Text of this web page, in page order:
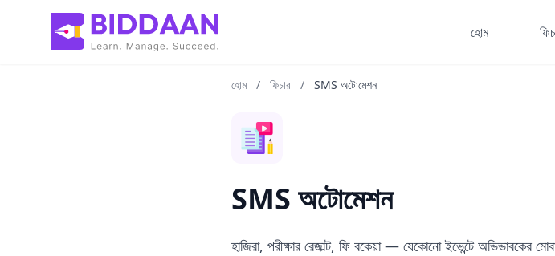
মূল কন্টেন্টে যান
হোম
হোম / ফিচার / SMS অটোমেশন
SMS অটোমেশন
হাজিরা, পরীক্ষার রেজাল্ট, ফি বকেয়া — যেকোনো ইভেন্টে অভিভাবকের